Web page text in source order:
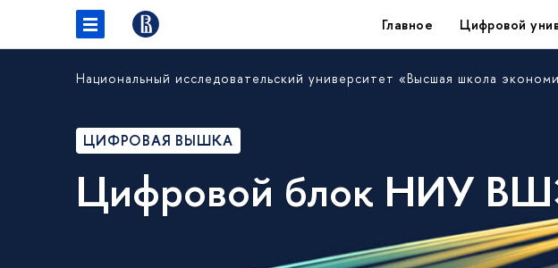
Главное Цифровой
Национальный исследовательский университет «Высшая школа
ЦИФРОВАЯ ВЫШКА
Цифровой блок НИУ